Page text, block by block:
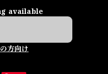
available
方向け